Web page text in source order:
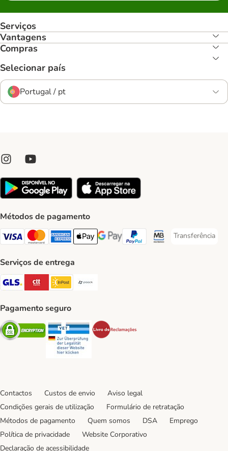
Serviços
Vantagens
Compras
Selecionar país
Portugal / pt
Métodos de pagamento
Visa Payment Method
Mastercard Payment Method
American Express Payment Method
Apple Pay Payment Method
Google Pay Payment Method
PayPal Payment Method
Multibanco Payment
Transferência
Transferência
Serviços de entrega
GLS Shipping Method
CTTExpress Shipping Method
InPost Shipping Method
Pagamento seguro
Security Security
Contactos Custos de envio
Aviso legal
Condições gerais de utilização
Formulário de retratação
Métodos de pagamento
Quem somos DSA
Emprego
Política de privacidade
Website Corporativo
Declaração de acessibilidade